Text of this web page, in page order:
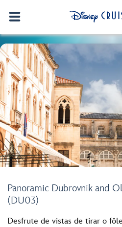
Panoramic Dubrovnik and
(DU03)
Desfrute de vistas de tirar o